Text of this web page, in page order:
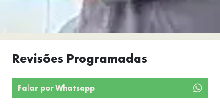
Revisões Programadas
Falar por Whatsapp